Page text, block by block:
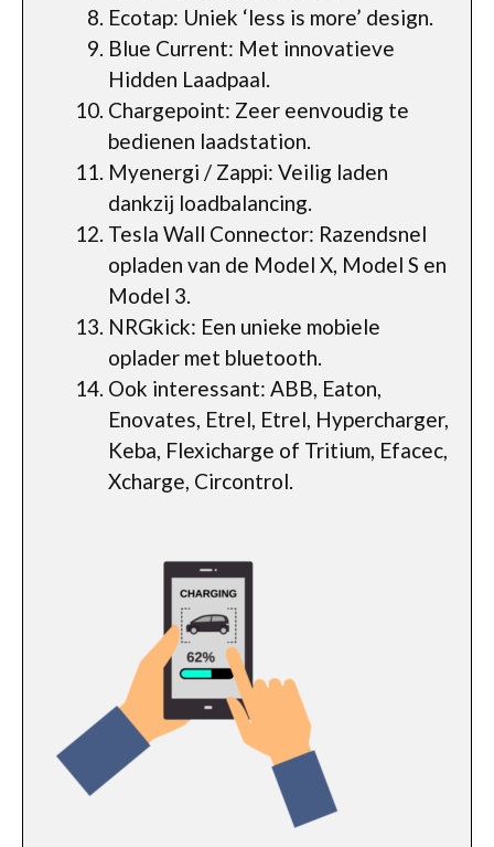
Ecotap: Uniek ‘less is more’ design.
Blue Current: Met innovatieve
Hidden Laadpaal.
Chargepoint: Zeer eenvoudig te
bedienen laadstation.
Myenergi / Zappi: Veilig laden
dankzij loadbalancing.
Tesla Wall Connector: Razendsnel
opladen van de Model X, Model S en
Model 3.
NRGkick: Een unieke mobiele
oplader met bluetooth.
Ook interessant: ABB, Eaton,
Enovates, Etrel, Etrel, Hypercharger,
Keba, Flexicharge of Tritium, Efacec,
Xcharge, Circontrol.